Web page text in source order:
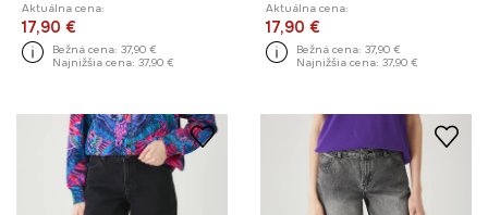
Aktuálna cena:
17,90 €
Bežná cena: 37,90 €
Najnižšia cena: 37,90 €
Aktuálna cena:
17,90 €
Bežná cena: 37,90 €
Najnižšia cena: 37,90 €